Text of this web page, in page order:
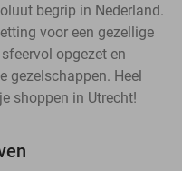
begrip in Nederland.
voor een gezellige
opgezet en
gezelschappen. Heel
shoppen in Utrecht!